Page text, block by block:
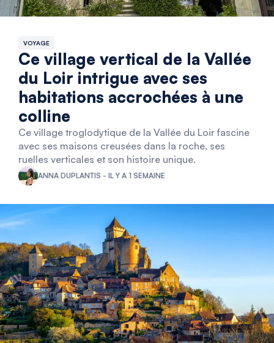
VOYAGE
Ce village vertical de la Vallée
du Loir intrigue avec ses
habitations accrochées à une
colline
Ce village troglodytique de la Vallée du Loir fascine
avec ses maisons creusées dans la roche, ses
ruelles verticales et son histoire unique.
ANNA DUPLANTIS - IL Y A 1 SEMAINE